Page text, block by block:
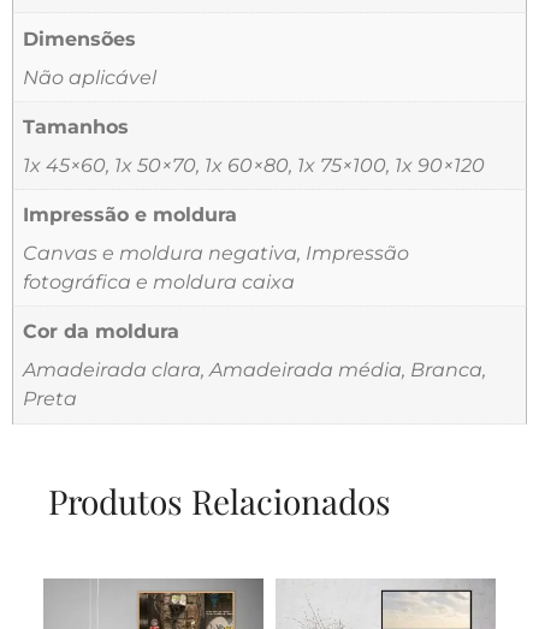
Dimensões
Não aplicável
Tamanhos
1x 45×60, 1x 50×70, 1x 60×80, 1x 75×100, 1x 90×120
Impressão e moldura
Canvas e moldura negativa, Impressão
fotográfica e moldura caixa
Cor da moldura
Amadeirada clara, Amadeirada média, Branca,
Preta
Produtos Relacionados